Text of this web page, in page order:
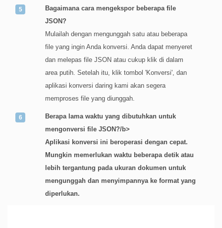
Bagaimana cara mengekspor beberapa file
JSON?
Mulailah dengan mengunggah satu atau beberapa
file yang ingin Anda konversi. Anda dapat menyeret
dan melepas file JSON atau cukup klik di dalam
area putih. Setelah itu, klik tombol 'Konversi', dan
aplikasi konversi daring kami akan segera
memproses file yang diunggah.
Berapa lama waktu yang dibutuhkan untuk
mengonversi file JSON?/b>
Aplikasi konversi ini beroperasi dengan cepat.
Mungkin memerlukan waktu beberapa detik atau
lebih tergantung pada ukuran dokumen untuk
mengunggah dan menyimpannya ke format yang
diperlukan.